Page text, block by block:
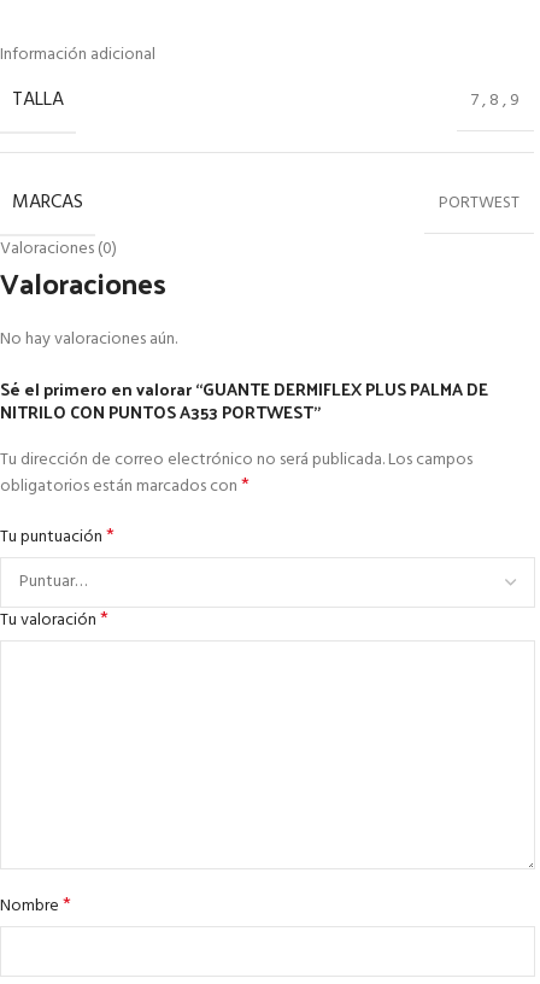
Información adicional
TALLA 7,8,9
MARCAS
PORTWEST
Valoraciones (0)
Valoraciones
No hay valoraciones aún.
Sé el primero en valorar “GUANTE DERMIFLEX PLUS PALMA DE
NITRILO CON PUNTOS A353 PORTWEST”
Tu dirección de correo electrónico no será publicada.Los campos
obligatorios están marcados con*
Tu puntuación*
Tu valoración*
Nombre*